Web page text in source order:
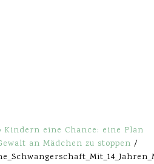
Kindern eine Chance: eine Plan
an Mädchen zu stoppen /